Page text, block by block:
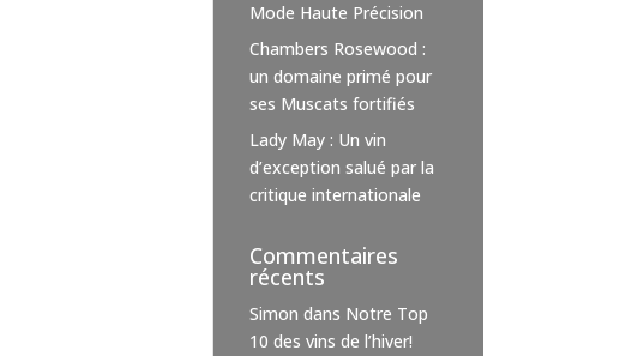
Mode Haute Précision
Chambers Rosewood :
un domaine primé pour
ses Muscats fortifiés
Lady May : Un vin
d’exception salué par la
critique internationale
Commentaires
récents
Simon dans Notre Top
10 des vins de l’hiver!